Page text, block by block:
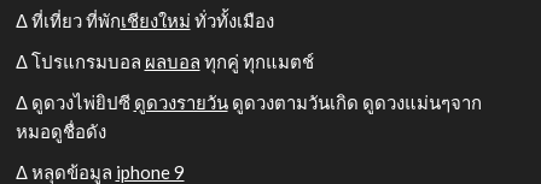
Δ ที่เที่ยว ที่พักเชียงใหม่ ทั่วทั้งเมือง
Δ โปรแกรมบอล ผลบอล ทุกคู่ ทุกแมตช์
Δ ดูดวงไพ่ยิปซี ดูดวงรายวันดูดวงตามวันเกิด ดูดวงแม่นๆจาก
หมอดูชื่อดัง
Δ หลุดข้อมูล iphone 9